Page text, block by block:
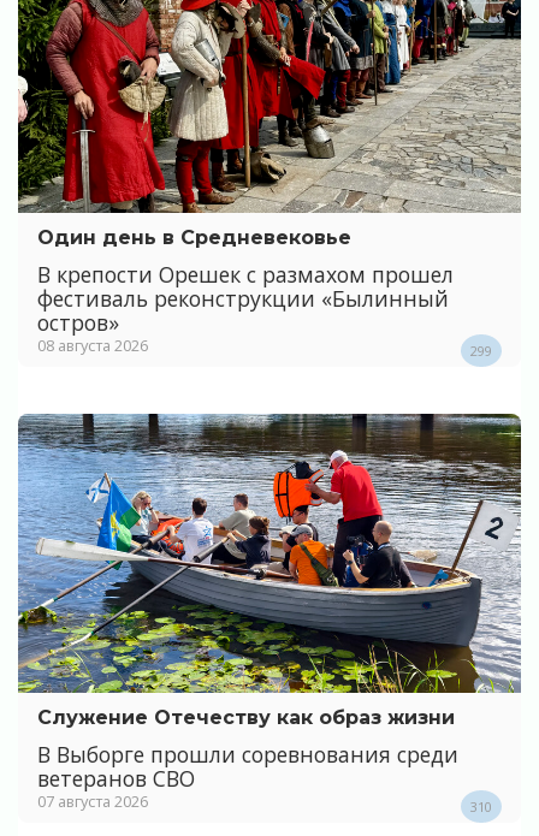
Один день в Средневековье
В крепости Орешек с размахом прошел
фестиваль реконструкции «Былинный
остров»
08 августа 2026 299
Служение Отечеству как образ жизни
В Выборге прошли соревнования среди
ветеранов СВО
07 августа 2026 310